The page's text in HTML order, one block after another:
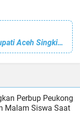
Setelah Kecamatan Singkohor PJ.Bupati Aceh Singkil Kunker ke Kecamatan Kota Baharu. ini Agendanya
Perbup Peukong
Malam Siswa Saat